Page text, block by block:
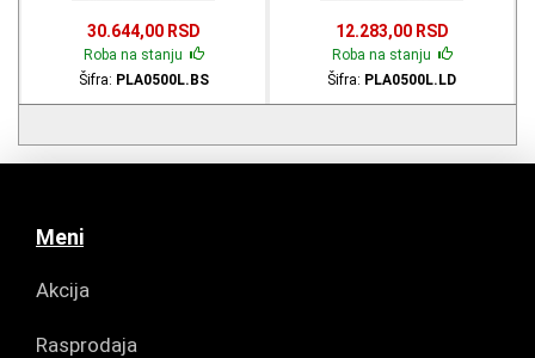
30.644,00 RSD
Roba na stanju
Šifra: PLA0500L.BS
12.283,00 RSD
Roba na stanju
Šifra: PLA0500L.LD
Meni
Akcija
Rasprodaja